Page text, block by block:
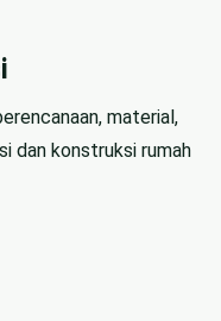
material,
dan konstruksi rumah